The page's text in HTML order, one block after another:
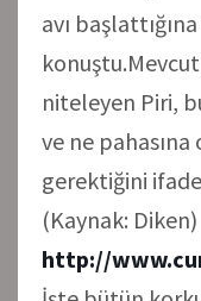
avı
niteleyen Piri,
ve ne pahasına
gerektiğini
(Kaynak: Diken)
http://